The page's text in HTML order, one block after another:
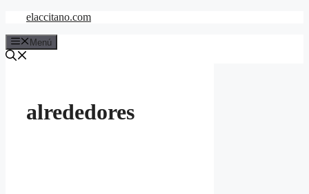
Saltar
contenido
elaccitano.com
Menú
alrededores